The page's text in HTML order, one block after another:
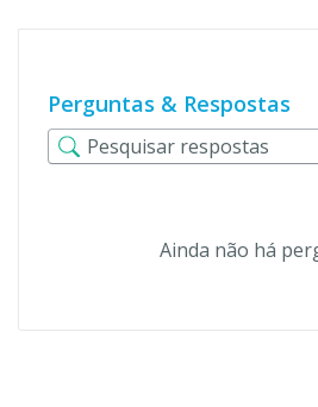
Perguntas & Respostas
Ainda não há